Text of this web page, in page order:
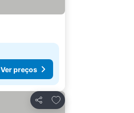
Ver preços
Partilhar
Adicionar aos favoritos